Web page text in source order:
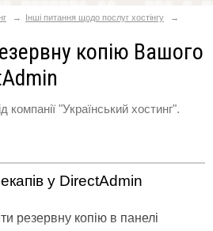
Інші питання щодо послуг хостінгу
копію Вашого
компанії "Український хостинг".
у DirectAdmin
резервну копію в панелі